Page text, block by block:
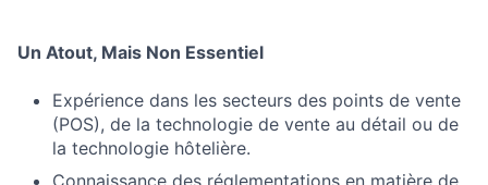
Un Atout, Mais Non Essentiel
Expérience dans les secteurs des points de vente
(POS), de la technologie de vente au détail ou de
la technologie hôtelière.